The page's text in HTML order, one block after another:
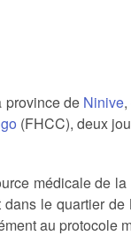
province de Ninive,
(FHCC), deux
médicale de
le quartier
au protocole